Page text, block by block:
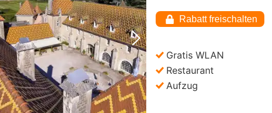
Vorheriges Bild Nächstes Bild
Rabatt freischalten
Gratis WLAN
Restaurant
Aufzug